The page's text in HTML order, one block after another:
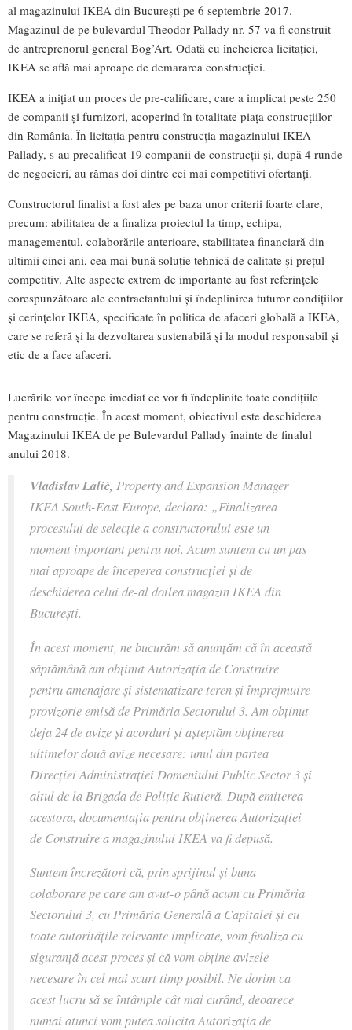
al magazinului IKEA din București pe 6 septembrie 2017.
Magazinul de pe bulevardul Theodor Pallady nr. 57 va fi construit
de antreprenorul general Bog’Art. Odată cu încheierea licitației,
IKEA se află mai aproape de demararea construcției.
IKEA a inițiat un proces de pre-calificare, care a implicat peste 250
de companii și furnizori, acoperind în totalitate piața construcțiilor
din România. În licitația pentru construcția magazinului IKEA
Pallady, s-au precalificat 19 companii de construcții și, după 4 runde
de negocieri, au rămas doi dintre cei mai competitivi ofertanți.
Constructorul finalist a fost ales pe baza unor criterii foarte clare,
precum: abilitatea de a finaliza proiectul la timp, echipa,
managementul, colaborările anterioare, stabilitatea financiară din
ultimii cinci ani, cea mai bună soluție tehnică de calitate și prețul
competitiv. Alte aspecte extrem de importante au fost referințele
corespunzătoare ale contractantului și îndeplinirea tuturor condițiilor
și cerințelor IKEA, specificate în politica de afaceri globală a IKEA,
care se referă și la dezvoltarea sustenabilă și la modul responsabil și
etic de a face afaceri.
Lucrările vor începe imediat ce vor fi îndeplinite toate condițiile
pentru construcție. În acest moment, obiectivul este deschiderea
Magazinului IKEA de pe Bulevardul Pallady înainte de finalul
anului 2018.
Vladislav Lalić, Property and Expansion Manager
IKEA South-East Europe, declară: „Finalizarea
procesului de selecție a constructorului este un
moment important pentru noi. Acum suntem cu un pas
mai aproape de începerea construcției și de
deschiderea celui de-al doilea magazin IKEA din
București.
În acest moment, ne bucurăm să anunțăm că în această
săptămână am obținut Autorizația de Construire
pentru amenajare și sistematizare teren și împrejmuire
provizorie emisă de Primăria Sectorului 3. Am obținut
deja 24 de avize și acorduri și așteptăm obținerea
ultimelor două avize necesare: unul din partea
Direcției Administrației Domeniului Public Sector 3 și
altul de la Brigada de Poliție Rutieră. După emiterea
acestora, documentația pentru obținerea Autorizației
de Construire a magazinului IKEA va fi depusă.
Suntem încrezători că, prin sprijinul și buna
colaborare pe care am avut-o până acum cu Primăria
Sectorului 3, cu Primăria Generală a Capitalei și cu
toate autoritățile relevante implicate, vom finaliza cu
siguranță acest proces și că vom obține avizele
necesare în cel mai scurt timp posibil. Ne dorim ca
acest lucru să se întâmple cât mai curând, deoarece
numai atunci vom putea solicita Autorizația de